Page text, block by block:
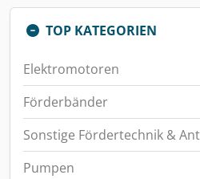
TOP KATEGORIEN
Elektromotoren
Förderbänder
Sonstige Fördertechnik &
Pumpen